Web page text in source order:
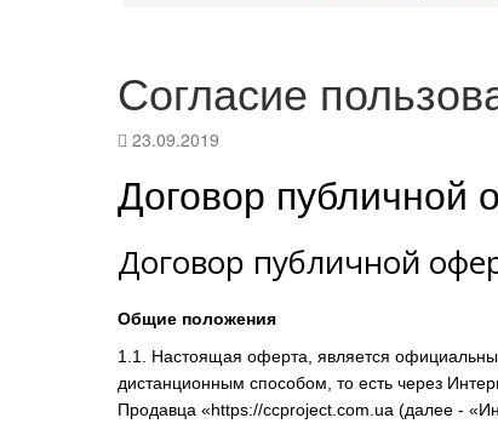
Согласие
23.09.2019
Договор публичной
Договор публичной
Общие положения
1.1. Настоящая оферта, является
дистанционным способом, то есть через
Продавца «https://ccproject.com.ua (далее -